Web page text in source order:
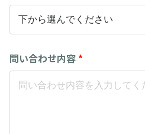
問い合わせ内容 *